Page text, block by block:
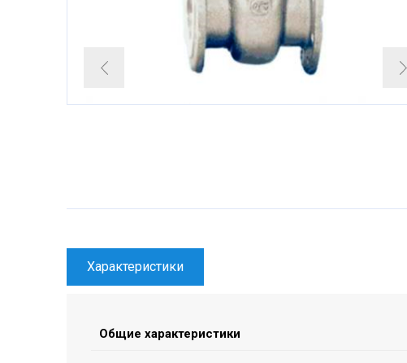
Характеристики
Общие характеристики